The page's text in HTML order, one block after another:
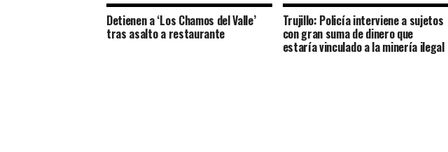
Detienen a ‘Los Chamos del Valle’
tras asalto a restaurante
Trujillo: Policía interviene a sujetos
con gran suma de dinero que
estaría vinculado a la minería ilegal